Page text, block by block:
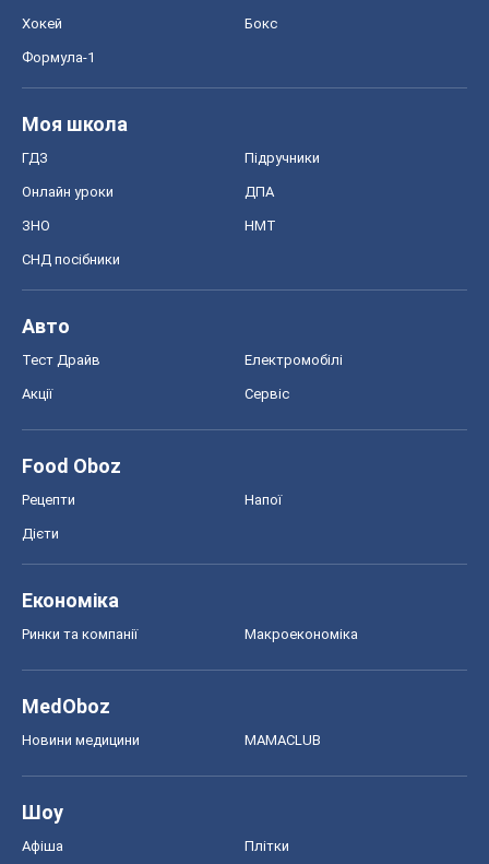
Хокей Бокс
Формула-1
Моя школа
ГДЗ Підручники
Онлайн уроки ДПА
ЗНО НМТ
СНД посібники
Авто
Тест Драйв Електромобілі
Акції Сервіс
Food Oboz
Рецепти Напої
Дієти
Економіка
Ринки та компанії Макроекономіка
MedOboz
Новини медицини MAMACLUB
Шоу
Афіша Плітки